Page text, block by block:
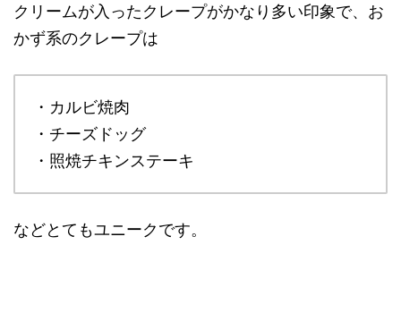
クリームが入ったクレープがかなり多い印象で、お
かず系のクレープは
・カルビ焼肉
・チーズドッグ
・照焼チキンステーキ
などとてもユニークです。